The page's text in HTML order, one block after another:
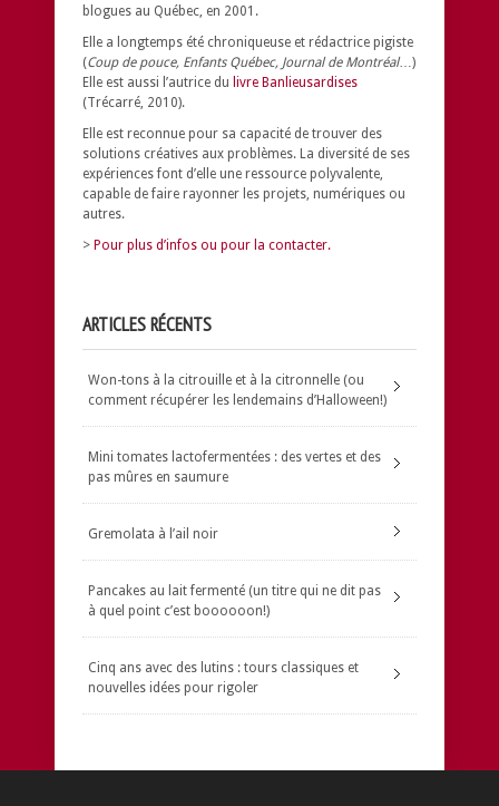
blogues au Québec, en 2001.
Elle a longtemps été chroniqueuse et rédactrice pigiste
(Coup de pouce, Enfants Québec, Journal de Montréal…)
Elle est aussi l’autrice du livre Banlieusardises
(Trécarré, 2010).
Elle est reconnue pour sa capacité de trouver des
solutions créatives aux problèmes. La diversité de ses
expériences font d’elle une ressource polyvalente,
capable de faire rayonner les projets, numériques ou
autres.
> Pour plus d’infos ou pour la contacter.
ARTICLES RÉCENTS
Won-tons à la citrouille et à la citronnelle (ou
comment récupérer les lendemains d’Halloween!)
Mini tomates lactofermentées : des vertes et des
pas mûres en saumure
Gremolata à l’ail noir
Pancakes au lait fermenté (un titre qui ne dit pas
à quel point c’est boooooon!)
Cinq ans avec des lutins : tours classiques et
nouvelles idées pour rigoler